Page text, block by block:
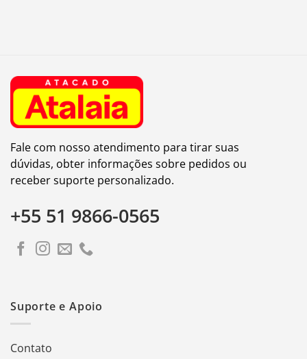
Fale com nosso atendimento para tirar suas
dúvidas, obter informações sobre pedidos ou
receber suporte personalizado.
+55 51 9866-0565
Suporte e Apoio
Contato